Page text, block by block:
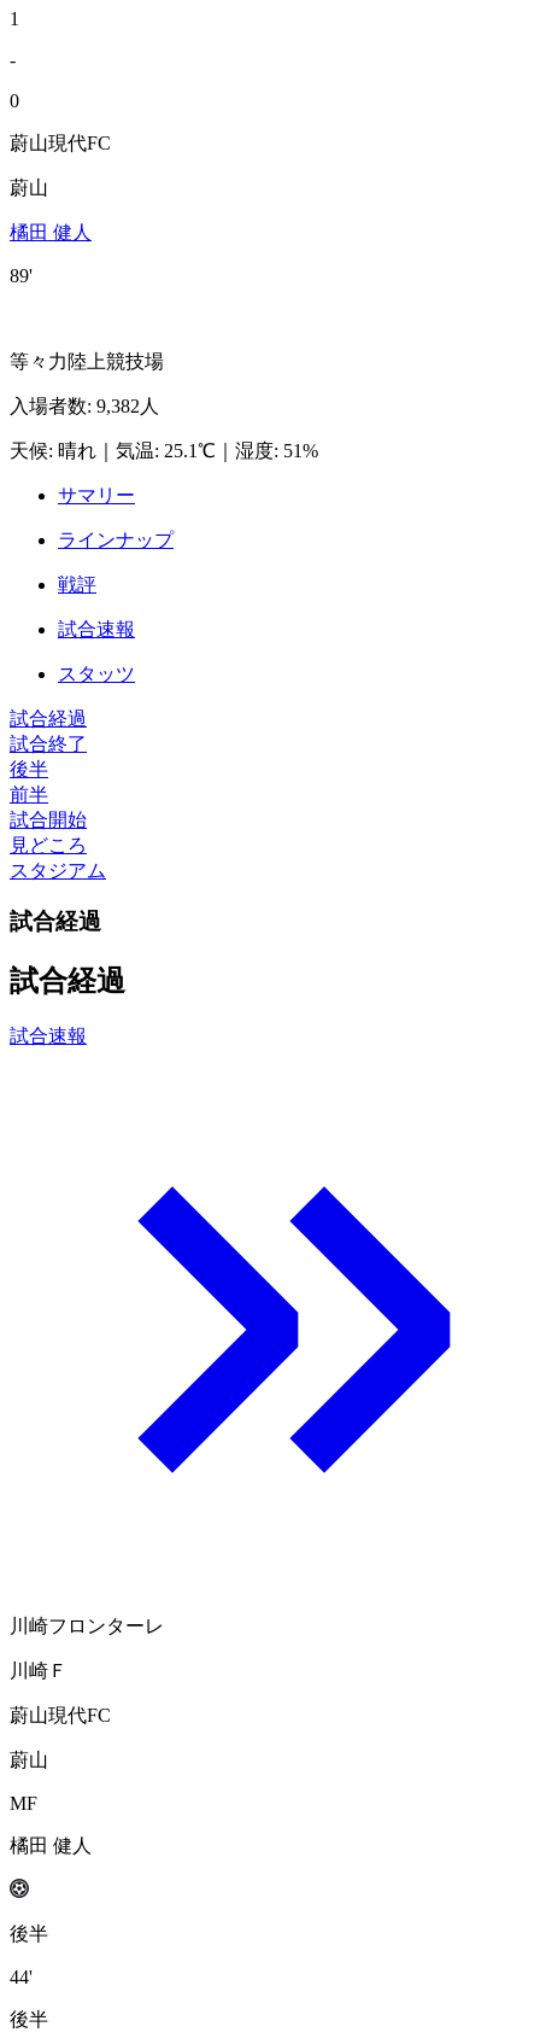
1
-
0
蔚山現代FC
蔚山
橘田 健人
89'
等々力陸上競技場
入場者数: 9,382人
天候: 晴れ 気温: 25.1℃ 湿度: 51%
サマリー
ラインナップ
戦評
試合速報
スタッツ
試合経過
試合終了
後半
前半
試合開始
見どころ
スタジアム
試合経過
試合経過
試合速報
川崎フロンターレ
川崎Ｆ
蔚山現代FC
蔚山
MF
橘田 健人
後半
44'
後半